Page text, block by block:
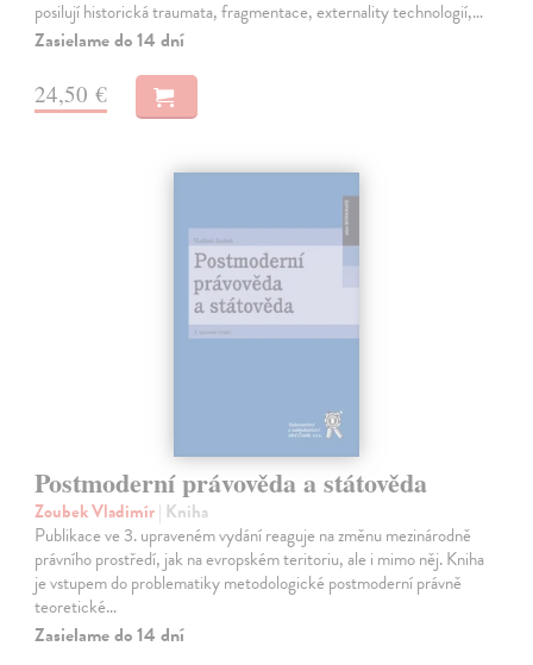
posilují historická traumata, fragmentace, externality technologií,…
Zasielame do 14 dní
24,50 €
Postmoderní právověda a státověda
Zoubek Vladimír| Kniha
Publikace ve 3. upraveném vydání reaguje na změnu mezinárodně
právního prostředí, jak na evropském teritoriu, ale i mimo něj. Kniha
je vstupem do problematiky metodologické postmoderní právně
teoretické…
Zasielame do 14 dní